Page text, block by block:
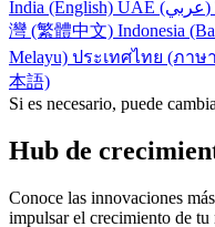
India (English)
UAE (عربي)
灣 (繁體中文) Indonesia
Melayu) ประเทศไทย (ภาษ
本語)
Si es necesario, puede
Hub de
Conoce las innovaciones
impulsar el crecimiento de tu